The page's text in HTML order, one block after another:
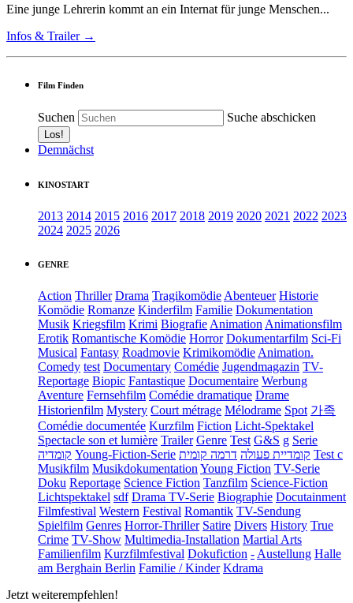
Eine junge Lehrerin kommt an ein Internat für junge Menschen...
Infos & Trailer →
Film Finden
Suchen Suche abschicken
Demnächst
KINOSTART
2013 2014 2015 2016 2017 2018 2019 2020 2021 2022 2023
2024 2025 2026
GENRE
Action Thriller Drama TragikomödieAbenteuer Historie
Komödie Romanze Kinderfilm Familie Dokumentation
Musik Kriegsfilm Krimi BiografieAnimationAnimationsfilm
Erotik Romantische Komödie Horror Dokumentarfilm Sci-Fi
Musical Fantasy Roadmovie KrimikomödieAnimation.
Comedy test Documentary Comédie Jugendmagazin TV-
Reportage Biopic Fantastique Documentaire Werbung
Aventure Fernsehfilm Comédie dramatique Drame
Historienfilm Mystery Court métrage Mélodrame Spot 가족
Comédie documentée Kurzfilm Fiction Licht-Spektakel
Spectacle son et lumière Trailer Genre Test G&S g Serie
קומדיה Young-Fiction-Serie קומדיית פעולה דרמה קומית
Test c
Musikfilm MusikdokumentationYoung Fiction TV-Serie
Doku Reportage Science Fiction Tanzfilm Science-Fiction
Lichtspektakel sdf Drama TV-Serie Biographie Docutainment
Filmfestival Western Festival Romantik TV-Sendung
Spielfilm Genres Horror-Thriller Satire Divers History True
Crime TV-Show Multimedia-Installation Martial Arts
Familienfilm Kurzfilmfestival Dokufiction -Austellung Halle
am Berghain Berlin Familie / Kinder Kdrama
Jetzt weiterempfehlen!